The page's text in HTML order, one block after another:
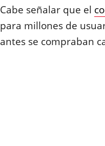
Cabe señalar que el
para millones de
antes se compraban